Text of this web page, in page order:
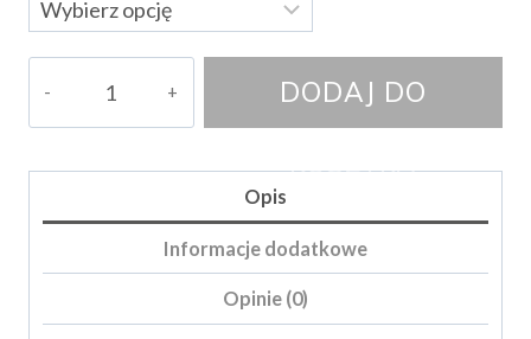
DODAJ DO
KOSZYKA
Opis
Informacje dodatkowe
Opinie (0)